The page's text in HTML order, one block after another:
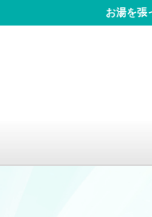
お湯を張